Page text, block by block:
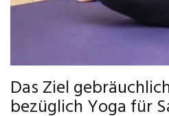
Das Ziel
bezüglich Yoga für